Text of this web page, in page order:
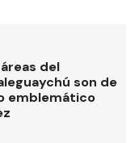
del
son de
emblemático